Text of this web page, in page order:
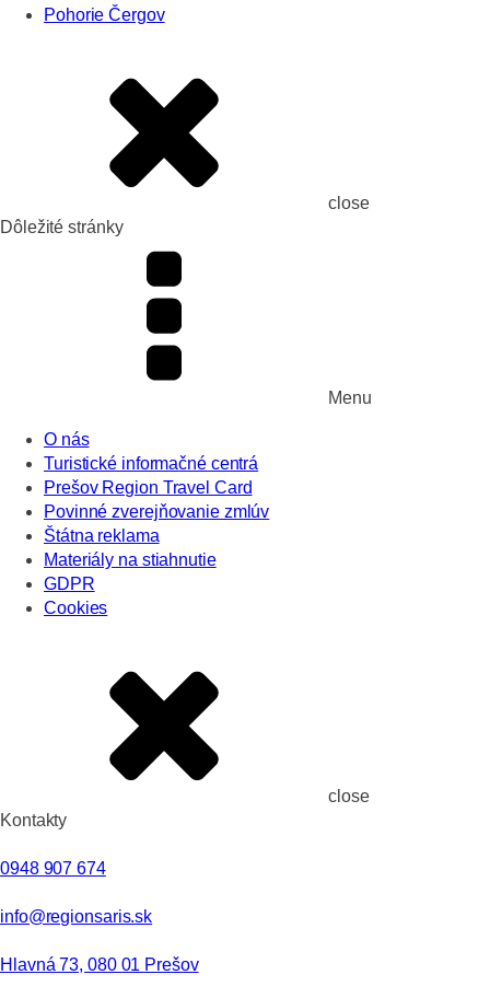
Pohorie Čergov
close
Dôležité stránky
Menu
O nás
Turistické informačné centrá
Prešov Region Travel Card
Povinné zverejňovanie zmlúv
Štátna reklama
Materiály na stiahnutie
GDPR
Cookies
close
Kontakty
0948 907 674
info@regionsaris.sk
Hlavná 73, 080 01 Prešov